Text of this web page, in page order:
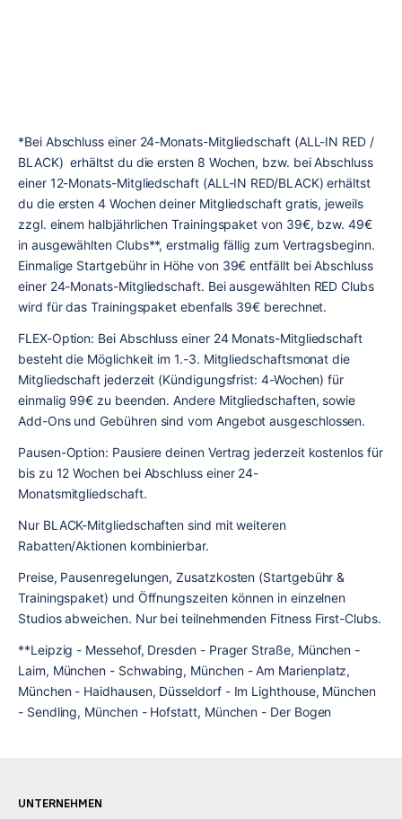
*Bei Abschluss einer 24-Monats-Mitgliedschaft (ALL-IN RED /
BLACK)  erhältst du die ersten 8 Wochen, bzw. bei Abschluss
einer 12-Monats-Mitgliedschaft (ALL-IN RED/BLACK) erhältst
du die ersten 4 Wochen deiner Mitgliedschaft gratis, jeweils
zzgl. einem halbjährlichen Trainingspaket von 39€, bzw. 49€
in ausgewählten Clubs**, erstmalig fällig zum Vertragsbeginn.
Einmalige Startgebühr in Höhe von 39€ entfällt bei Abschluss
einer 24-Monats-Mitgliedschaft. Bei ausgewählten RED Clubs
wird für das Trainingspaket ebenfalls 39€ berechnet.
FLEX-Option: Bei Abschluss einer 24 Monats-Mitgliedschaft
besteht die Möglichkeit im 1.-3. Mitgliedschaftsmonat die
Mitgliedschaft jederzeit (Kündigungsfrist: 4-Wochen) für
einmalig 99€ zu beenden. Andere Mitgliedschaften, sowie
Add-Ons und Gebühren sind vom Angebot ausgeschlossen.
Pausen-Option: Pausiere deinen Vertrag jederzeit kostenlos für
bis zu 12 Wochen bei Abschluss einer 24-
Monatsmitgliedschaft.
Nur BLACK-Mitgliedschaften sind mit weiteren
Rabatten/Aktionen kombinierbar.
Preise, Pausenregelungen, Zusatzkosten (Startgebühr &
Trainingspaket) und Öffnungszeiten können in einzelnen
Studios abweichen. Nur bei teilnehmenden Fitness First-Clubs.
**Leipzig - Messehof, Dresden - Prager Straße, München -
Laim, München - Schwabing, München - Am Marienplatz,
München - Haidhausen, Düsseldorf - Im Lighthouse, München
- Sendling, München - Hofstatt, München - Der Bogen
UNTERNEHMEN